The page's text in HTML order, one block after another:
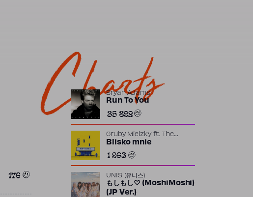
176
Charts
Bryan Adams
Run To You
35 892
Gruby Mielzkyft.
The
Returners
Blisko mnie
1 963
UNIS (유니스)
もしもし♡ (MoshiMoshi)
(JP Ver.)